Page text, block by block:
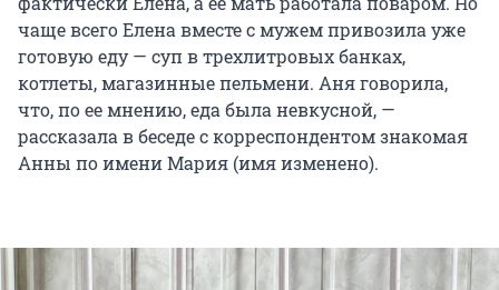
чаще всего Елена вместе с мужем привозила уже
готовую еду — суп в трехлитровых банках,
котлеты, магазинные пельмени. Аня говорила,
что, по ее мнению, еда была невкусной, —
рассказала в беседе с корреспондентом знакомая
Анны по имени Мария (имя изменено).